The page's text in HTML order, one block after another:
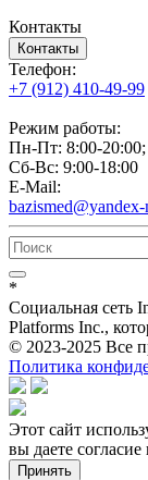
Контакты
Контакты
Телефон:
+7 (912) 410-49-99
Режим работы:
Пн-Пт: 8:00-20:00;
Сб-Вс: 9:00-18:00
E-Mail:
bazismed@yandex-
*
Социальная сеть
Platforms Inc.,
© 2023-2025 Все
Политика
Этот сайт
вы даете
Принять